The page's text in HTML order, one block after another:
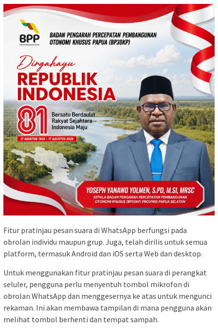
Fitur pratinjau pesan suara di WhatsApp berfungsi pada
obrolan individu maupun grup. Juga, telah dirilis untuk semua
platform, termasuk Android dan iOS serta Web dan desktop.
Untuk menggunakan fitur pratinjau pesan suara di perangkat
seluler, pengguna perlu menyentuh tombol mikrofon di
obrolan WhatsApp dan menggesernya ke atas untuk mengunci
rekaman. Ini akan membawa tampilan di mana pengguna akan
melihat tombol berhenti dan tempat sampah.